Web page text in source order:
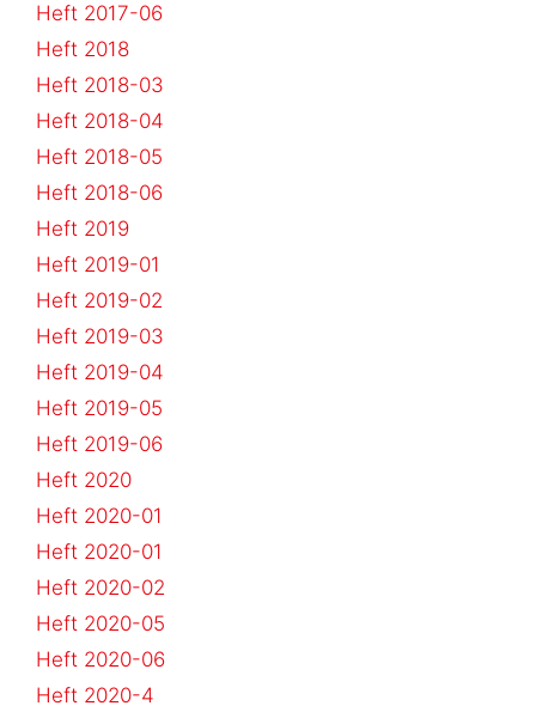
Heft 2017-06
Heft 2018
Heft 2018-03
Heft 2018-04
Heft 2018-05
Heft 2018-06
Heft 2019
Heft 2019-01
Heft 2019-02
Heft 2019-03
Heft 2019-04
Heft 2019-05
Heft 2019-06
Heft 2020
Heft 2020-01
Heft 2020-01
Heft 2020-02
Heft 2020-05
Heft 2020-06
Heft 2020-4